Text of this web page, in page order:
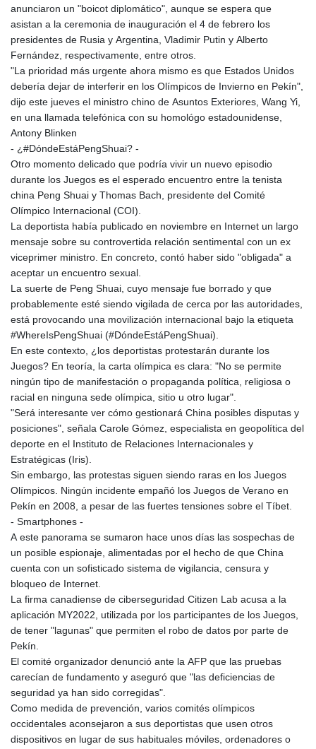
anunciaron un "boicot diplomático", aunque se espera que
asistan a la ceremonia de inauguración el 4 de febrero los
presidentes de Rusia y Argentina, Vladimir Putin y Alberto
Fernández, respectivamente, entre otros.
"La prioridad más urgente ahora mismo es que Estados Unidos
debería dejar de interferir en los Olímpicos de Invierno en Pekín",
dijo este jueves el ministro chino de Asuntos Exteriores, Wang Yi,
en una llamada telefónica con su homológo estadounidense,
Antony Blinken
- ¿#DóndeEstáPengShuai? -
Otro momento delicado que podría vivir un nuevo episodio
durante los Juegos es el esperado encuentro entre la tenista
china Peng Shuai y Thomas Bach, presidente del Comité
Olímpico Internacional (COI).
La deportista había publicado en noviembre en Internet un largo
mensaje sobre su controvertida relación sentimental con un ex
viceprimer ministro. En concreto, contó haber sido "obligada" a
aceptar un encuentro sexual.
La suerte de Peng Shuai, cuyo mensaje fue borrado y que
probablemente esté siendo vigilada de cerca por las autoridades,
está provocando una movilización internacional bajo la etiqueta
#WhereIsPengShuai (#DóndeEstáPengShuai).
En este contexto, ¿los deportistas protestarán durante los
Juegos? En teoría, la carta olímpica es clara: "No se permite
ningún tipo de manifestación o propaganda política, religiosa o
racial en ninguna sede olímpica, sitio u otro lugar".
"Será interesante ver cómo gestionará China posibles disputas y
posiciones", señala Carole Gómez, especialista en geopolítica del
deporte en el Instituto de Relaciones Internacionales y
Estratégicas (Iris).
Sin embargo, las protestas siguen siendo raras en los Juegos
Olímpicos. Ningún incidente empañó los Juegos de Verano en
Pekín en 2008, a pesar de las fuertes tensiones sobre el Tíbet.
- Smartphones -
A este panorama se sumaron hace unos días las sospechas de
un posible espionaje, alimentadas por el hecho de que China
cuenta con un sofisticado sistema de vigilancia, censura y
bloqueo de Internet.
La firma canadiense de ciberseguridad Citizen Lab acusa a la
aplicación MY2022, utilizada por los participantes de los Juegos,
de tener "lagunas" que permiten el robo de datos por parte de
Pekín.
El comité organizador denunció ante la AFP que las pruebas
carecían de fundamento y aseguró que "las deficiencias de
seguridad ya han sido corregidas".
Como medida de prevención, varios comités olímpicos
occidentales aconsejaron a sus deportistas que usen otros
dispositivos en lugar de sus habituales móviles, ordenadores o